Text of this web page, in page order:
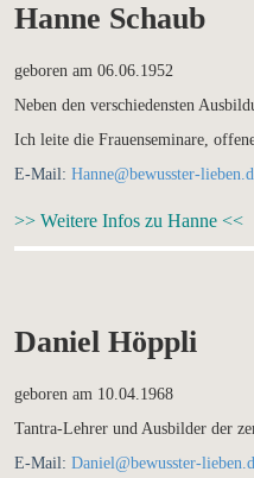
Hanne Schaub
geboren am 06.06.1952
Neben den verschiedensten
Ich leite die Frauenseminare,
E-Mail: Hanne@bewusster-
>> Weitere Infos zu Hanne <<
Daniel Höppli
geboren am 10.04.1968
Tantra-Lehrer und Ausbilder der
E-Mail: Daniel@bewusster-